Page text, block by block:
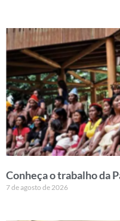
Conheça o trabalho da
7 de agosto de 2026